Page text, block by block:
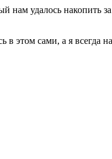
удалось накопить
этом сами, а я всегда